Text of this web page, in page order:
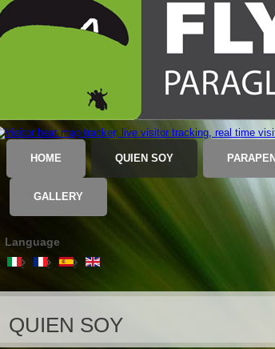
HOME QUIEN SOY
GALLERY
Language
QUIEN SOY